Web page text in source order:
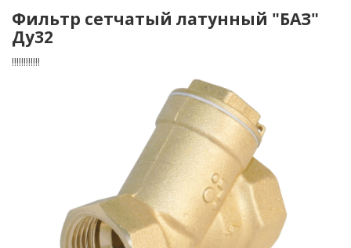
Фильтр сетчатый латунный "БАЗ"
Ду32
!!!!!!!!!!!!